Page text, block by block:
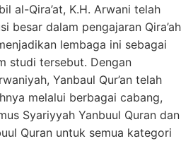
al-Qira’at, K.H. Arwani telah
besar dalam pengajaran Qira’ah
lembaga ini sebagai
studi tersebut. Dengan
Yanbaul Qur’an telah
melalui berbagai cabang,
Syariyyah Yanbuul Quran dan
Quran untuk semua kategori